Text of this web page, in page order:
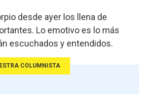
desde ayer los llena de
Lo emotivo es lo más
escuchados y entendidos.
COLUMNISTA